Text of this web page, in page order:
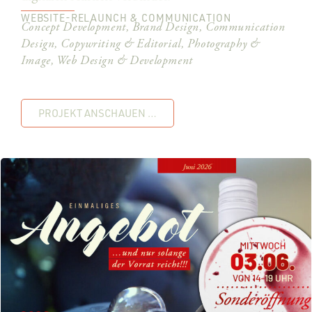
WEBSITE-RELAUNCH & COMMUNICATION
Concept Development, Brand Design, Communication
Design, Copywriting & Editorial, Photography &
Image, Web Design & Development
PROJEKT ANSCHAUEN …